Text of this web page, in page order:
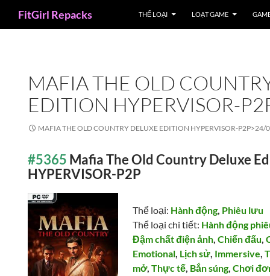
FitGirl Repacks THỂ LOẠI LOẠT GAME
MAFIA THE OLD
EDITION HYPERVISOR-
MAFIA THE OLD COUNTRY DELUXE EDITION HYPERVISOR-P2P>24/
#5365 Mafia The Old Country Deluxe
HYPERVISOR-P2P
Thể loại: Hành động, Phiêu lưu
Thể loại chi tiết: Hành động
Đậm chất điện ảnh,Chiến đấu,
Emotional, Lịch sử, Immersive,
mở,Thực tế, Bắn súng,Chơi